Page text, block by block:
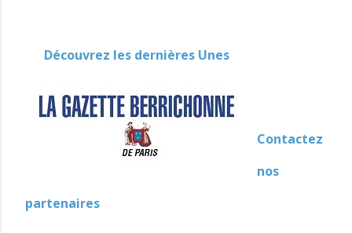
Découvrez les dernières Unes
Contactez
nos
partenaires